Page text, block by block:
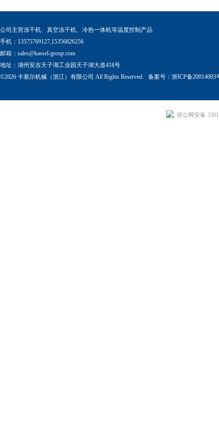
公司主营冻干机、真空冻干机、冷热一体机等温度控制产品
手机：13575769127,15356826256
邮箱： sales@kassel-group.com
地址：湖州安吉天子湖工业园天子湖大道418号
©2026 卡塞尔机械（浙江）有限公司 All Rights Reserved. 备案号： 浙ICP备20014093
浙公网安备